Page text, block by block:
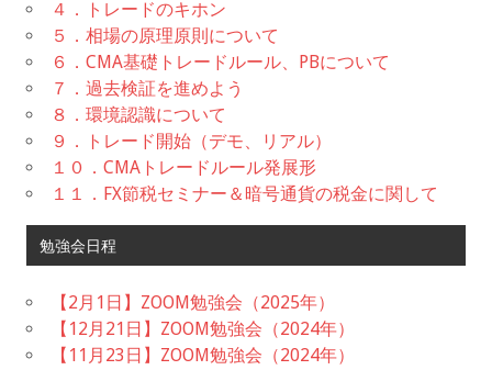
４．トレードのキホン
５．相場の原理原則について
６．CMA基礎トレードルール、PBについて
７．過去検証を進めよう
８．環境認識について
９．トレード開始（デモ、リアル）
１０．CMAトレードルール発展形
１１．FX節税セミナー＆暗号通貨の税金に関して
勉強会日程
【2月1日】ZOOM勉強会（2025年）
【12月21日】ZOOM勉強会（2024年）
【11月23日】ZOOM勉強会（2024年）